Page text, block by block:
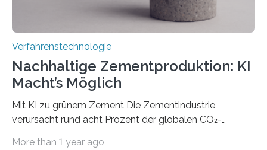
Verfahrenstechnologie
Nachhaltige Zementproduktion: KI
Macht’s Möglich
Mit KI zu grünem Zement Die Zementindustrie
verursacht rund acht Prozent der globalen CO₂-
Flugverkehr. Forschende am Paul Scherrer Institut PSI
More than 1 year ago